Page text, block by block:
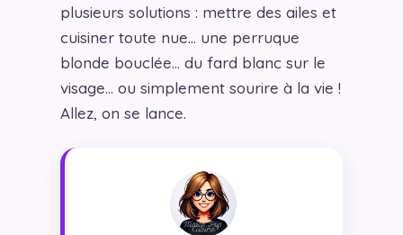
plusieurs solutions : mettre des ailes et
cuisiner toute nue… une perruque
blonde bouclée… du fard blanc sur le
visage… ou simplement sourire à la vie !
Allez, on se lance.